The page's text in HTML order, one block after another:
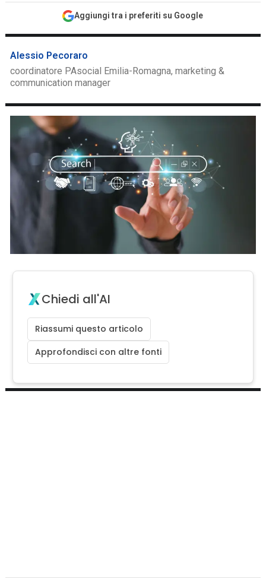
Aggiungi tra i preferiti su Google
Alessio Pecoraro
coordinatore PAsocial Emilia-Romagna, marketing &
communication manager
Chiedi all'AI
Riassumi questo articolo
Approfondisci con altre fonti